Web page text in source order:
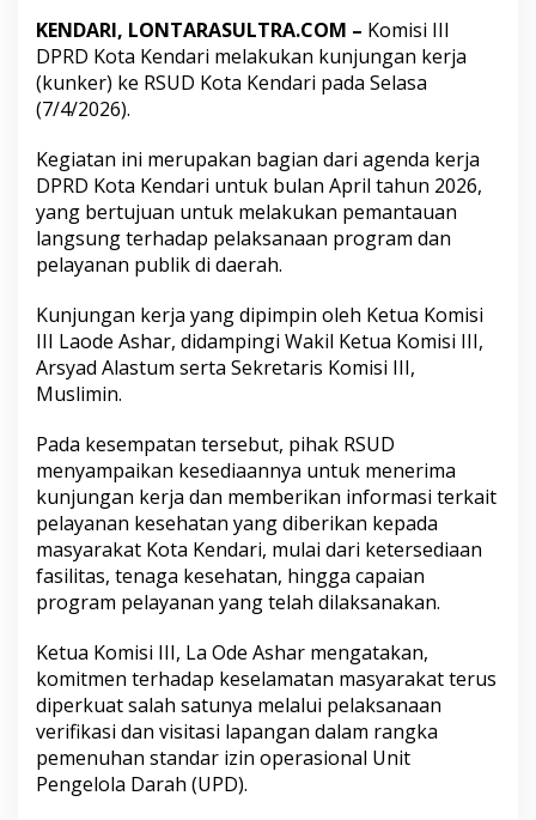
i
s
i
I
D
P
R
D
K
u
k
e
r
k
S
U
D
K
o
t
a
e
d
a
r
i
KENDARI, LONTARASULTRA.COM – Komisi III
DPRD Kota Kendari melakukan kunjungan kerja
(kunker) ke RSUD Kota Kendari pada Selasa
(7/4/2026).
Kegiatan ini merupakan bagian dari agenda kerja
DPRD Kota Kendari untuk bulan April tahun 2026,
yang bertujuan untuk melakukan pemantauan
langsung terhadap pelaksanaan program dan
pelayanan publik di daerah.
Kunjungan kerja yang dipimpin oleh Ketua Komisi
III Laode Ashar, didampingi Wakil Ketua Komisi III,
Arsyad Alastum serta Sekretaris Komisi III,
Muslimin.
Pada kesempatan tersebut, pihak RSUD
menyampaikan kesediaannya untuk menerima
kunjungan kerja dan memberikan informasi terkait
pelayanan kesehatan yang diberikan kepada
masyarakat Kota Kendari, mulai dari ketersediaan
fasilitas, tenaga kesehatan, hingga capaian
program pelayanan yang telah dilaksanakan.
Ketua Komisi III, La Ode Ashar mengatakan,
komitmen terhadap keselamatan masyarakat terus
diperkuat salah satunya melalui pelaksanaan
verifikasi dan visitasi lapangan dalam rangka
pemenuhan standar izin operasional Unit
Pengelola Darah (UPD).